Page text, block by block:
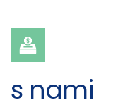
s nami